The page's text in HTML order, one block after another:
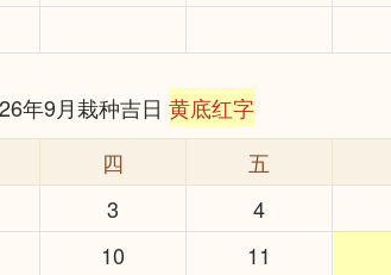
年9月栽种吉日 黄底红字
四 五
3 4
10 11